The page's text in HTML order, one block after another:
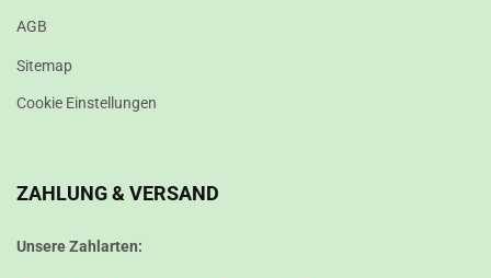
AGB
Sitemap
Cookie Einstellungen
ZAHLUNG & VERSAND
Unsere Zahlarten: